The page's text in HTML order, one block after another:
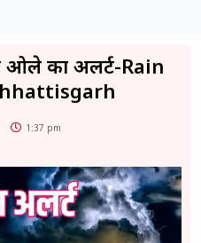
ओले का अलर्ट-Rain
1:37 pm